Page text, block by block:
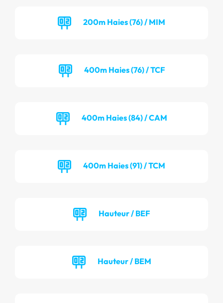
200m Haies (76) / MIM
400m Haies (76) / TCF
400m Haies (84) / CAM
400m Haies (91) / TCM
Hauteur / BEF
Hauteur / BEM